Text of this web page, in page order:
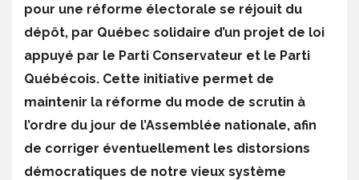
pour une réforme électorale se réjouit du
dépôt, par Québec solidaire d’un projet de loi
appuyé par le Parti Conservateur et le Parti
Québécois. Cette initiative permet de
maintenir la réforme du mode de scrutin à
l’ordre du jour de l’Assemblée nationale, afin
de corriger éventuellement les distorsions
démocratiques de notre vieux système